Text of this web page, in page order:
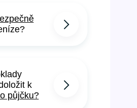
k
půjčku?